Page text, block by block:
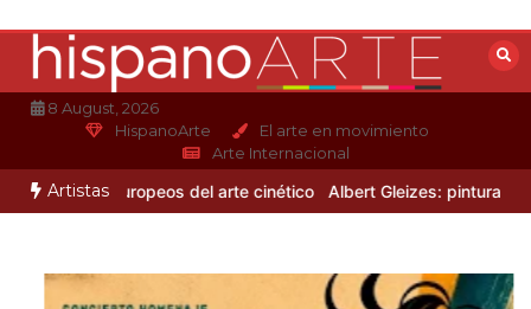
contenido
8 August, 2026
HispanoArte
El arte en movimiento
Arte Internacional
Artistas
3 artistas europeos del arte cinético Albert Gleizes: pintura y